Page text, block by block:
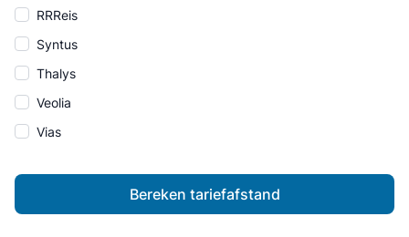
RRReis
Syntus
Thalys
Veolia
Vias
Bereken tariefafstand